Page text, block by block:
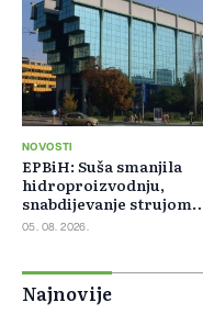
NOVOSTI
EPBiH: Suša smanjila
hidroproizvodnju,
snabdijevanje strujom
ostaje stabilno
05. 08. 2026.
Najnovije